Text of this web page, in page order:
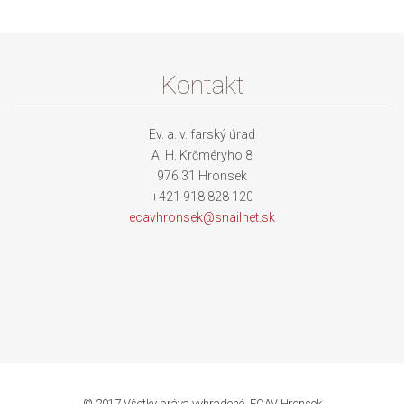
Kontakt
Ev. a. v. farský úrad
A. H. Krčméryho 8
976 31 Hronsek
+421 918 828 120
ecavhronsek@snailnet.sk